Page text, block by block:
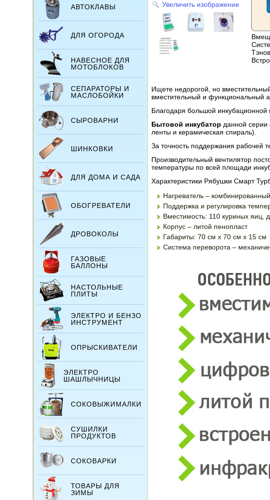
АВТОКЛАВЫ
ДЛЯ ОГОРОДА
НАВЕСНОЕ ДЛЯ
МОТОБЛОКОВ
СЕПАРАТОРЫ И
МАСЛОБОЙКИ
СЫРОВАРНИ
ШИНКОВКИ
ДЛЯ ДОМА И САДА
ОБОГРЕВАТЕЛИ
ДРОВОКОЛЫ
ГАЗОВЫЕ
БАЛЛОНЫ
НАСТОЛЬНЫЕ
ПЛИТЫ
ЭЛЕКТРО И БЕНЗО
ИНСТРУМЕНТ
ОПРЫСКИВАТЕЛИ
ЭЛЕКТРО
ШАШЛЫЧНИЦЫ
СОКОВЫЖИМАЛКИ
СУШИЛКИ
ПРОДУКТОВ
СОКОВАРКИ
ТОВАРЫ ДЛЯ
ЗИМЫ
Увеличить изображение
Ищете недорогой, но
вместительный и функциональный
Благодаря большой
Бытовой инкубатор данной
ленты и керамическая спираль).
За точность поддержания рабочей
Производительный вентилятор
температуры по всей площади
Характеристики Рябушки Смарт
Нагреватель –
Поддержка и регулировка
Вместимость: 110 куриных яиц,
Корпус – литой пенопласт
Габариты: 70 см х 70 см х 15 см
Система переворота –